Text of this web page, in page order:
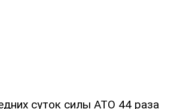
суток силы АТО 44 раза